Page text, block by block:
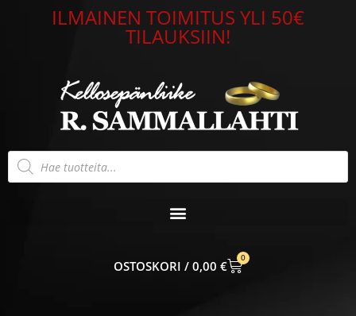
ILMAINEN TOIMITUS YLI 50€
TILAUKSIIN!
Products
search
0,00 €
0
CART